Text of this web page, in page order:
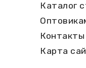
Каталог
Контакты
Карта